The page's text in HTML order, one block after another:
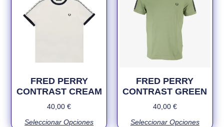
FRED PERRY
CONTRAST CREAM
40,00€
Seleccionar Opciones
FRED PERRY
CONTRAST GREEN
40,00 €
Seleccionar Opciones